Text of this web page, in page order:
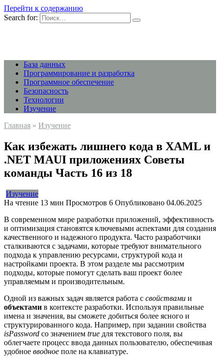
Перейти к содержанию
Search for:
База данных
Программирование и разработка
Программное обеспечение
Безопасность
Технологии
Изучение
Главная » Изучение
Как избежать лишнего кода в XAML и
.NET MAUI приложениях Советы
команды Часть 16 из 18
Изучение
На чтение 13 мин Просмотров 6 Опубликовано 04.06.2025
В современном мире разработки приложений, эффективность
и оптимизация становятся ключевыми аспектами для создания
качественного и надежного продукта. Часто разработчики
сталкиваются с задачами, которые требуют внимательного
подхода к управлению ресурсами, структурой кода и
настройками проекта. В этом разделе мы рассмотрим
подходы, которые помогут сделать ваш проект более
управляемым и производительным.
Одной из важных задач является работа с свойствами и
объектами в контексте разработки. Используя правильные
имена и значения, вы сможете добиться более ясного и
структурированного кода. Например, при задании свойства
isPassword со значением true для текстового поля, вы
облегчаете процесс ввода данных пользователю, обеспечивая
удобное вводное поле на клавиатуре.